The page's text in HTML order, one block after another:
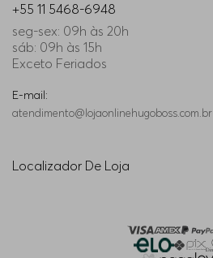
+55 11 5468-6948
seg-sex: 09h às 20h
sáb: 09h às 15h
Exceto Feriados
E-mail:
atendimento@lojaonlinehugoboss.com.br
Localizador De Loja